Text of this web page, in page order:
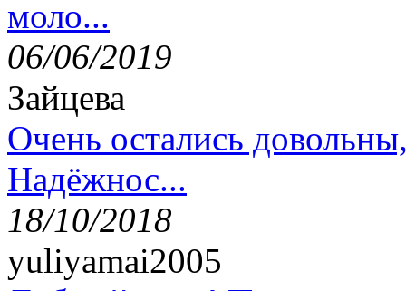
моло...
06/06/2019
Зайцева
Очень остались
Надёжнос...
18/10/2018
yuliyamai2005